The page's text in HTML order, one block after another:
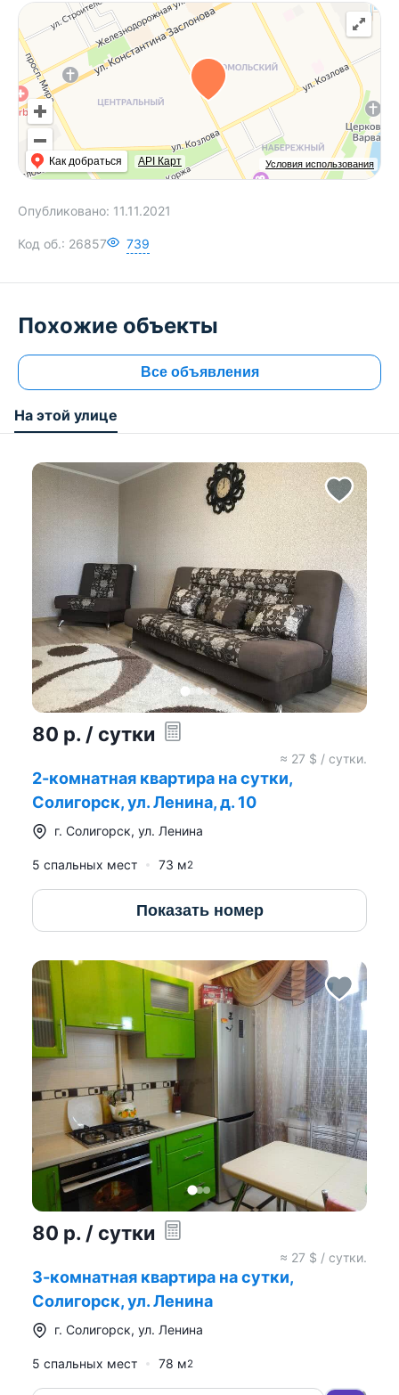
Условия использования
Как добраться API Карт
Опубликовано: 11.11.2021
Код об.: 26857 739
Похожие объекты
Все объявления
На этой улице
80 р. / сутки
≈ 27 $ / сутки.
2-комнатная квартира на сутки,
Солигорск, ул. Ленина, д. 10
г. Солигорск, ул. Ленина
5 спальных мест 73 м2
Показать номер
80 р. / сутки
≈ 27 $ / сутки.
3-комнатная квартира на сутки,
Солигорск, ул. Ленина
г. Солигорск, ул. Ленина
5 спальных мест 78 м2